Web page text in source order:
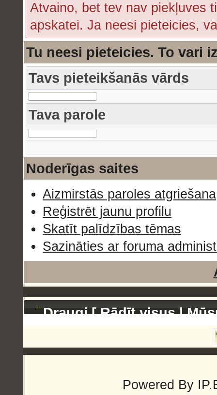
Atvaino, bet tev nav piekļuves
apskatei. Ja neesi pieteicies,
Tu neesi pieteicies. To vari
Tavs pieteikšanās vārds
Tava parole
Noderīgas saites
Aizmirstās paroles atgriešana
Reģistrēt jaunu profilu
Skatīt palīdzības tēmas
Sazināties ar foruma
Draugi [Rādīt visus|
Powered By